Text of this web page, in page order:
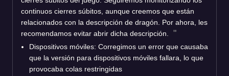
continuos cierres súbitos, aunque creemos que están
relacionados con la descripción de dragón. Por ahora, les
recomendamos evitar abrir dicha descripción.
Dispositivos móviles: Corregimos un error que causaba
que la versión para dispositivos móviles fallara, lo que
provocaba colas restringidas